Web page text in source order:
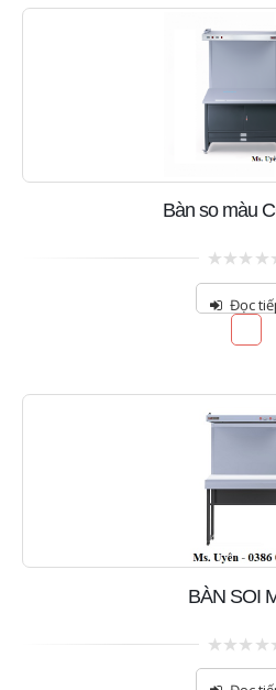
Bàn so màu
of
Đọc
BÀN SOI
0